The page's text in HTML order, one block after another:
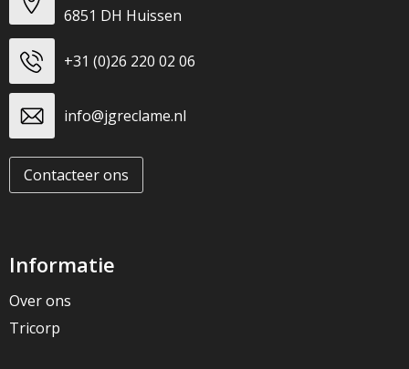
6851 DH Huissen
+31 (0)26 220 02 06
info@jgreclame.nl
Contacteer ons
Informatie
Over ons
Tricorp